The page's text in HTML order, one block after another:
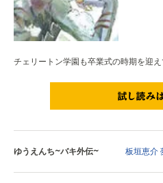
チェリートン学園も卒業式の時期を迎え
ゆうえんち~バキ外伝~ 板垣恵介